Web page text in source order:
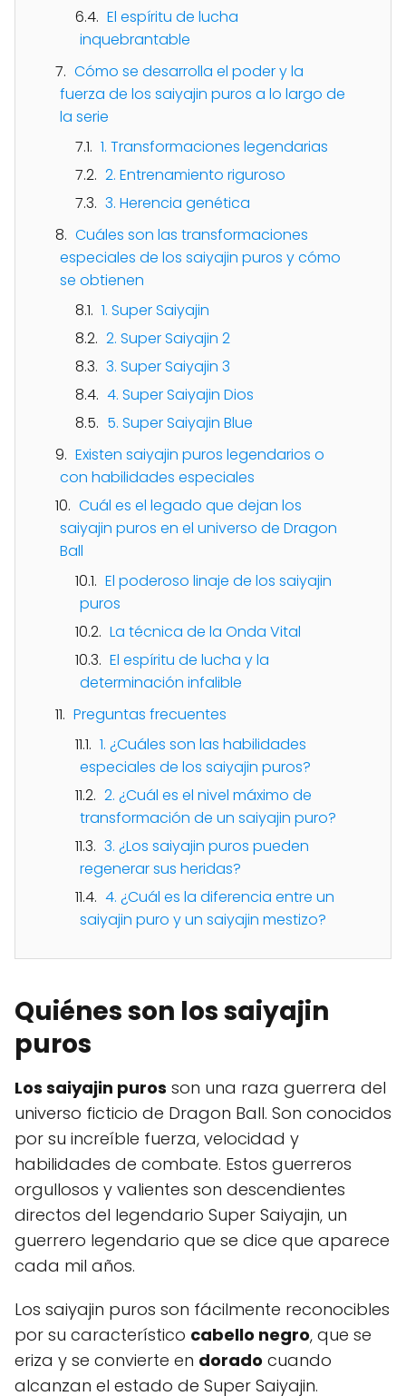
El espíritu de lucha
inquebrantable
Cómo se desarrolla el poder y la
fuerza de los saiyajin puros a lo largo de
la serie
1. Transformaciones legendarias
2. Entrenamiento riguroso
3. Herencia genética
Cuáles son las transformaciones
especiales de los saiyajin puros y cómo
se obtienen
1. Super Saiyajin
2. Super Saiyajin 2
3. Super Saiyajin 3
4. Super Saiyajin Dios
5. Super Saiyajin Blue
Existen saiyajin puros legendarios o
con habilidades especiales
Cuál es el legado que dejan los
saiyajin puros en el universo de Dragon
Ball
El poderoso linaje de los saiyajin
puros
La técnica de la Onda Vital
El espíritu de lucha y la
determinación infalible
Preguntas frecuentes
1. ¿Cuáles son las habilidades
especiales de los saiyajin puros?
2. ¿Cuál es el nivel máximo de
transformación de un saiyajin puro?
3. ¿Los saiyajin puros pueden
regenerar sus heridas?
4. ¿Cuál es la diferencia entre un
saiyajin puro y un saiyajin mestizo?
Quiénes son los saiyajin
puros
Los saiyajin puros son una raza guerrera del
universo ficticio de Dragon Ball. Son conocidos
por su increíble fuerza, velocidad y
habilidades de combate. Estos guerreros
orgullosos y valientes son descendientes
directos del legendario Super Saiyajin, un
guerrero legendario que se dice que aparece
cada mil años.
Los saiyajin puros son fácilmente reconocibles
por su característico cabello negro, que se
eriza y se convierte en dorado cuando
alcanzan el estado de Super Saiyajin.